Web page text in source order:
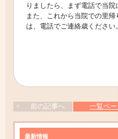
りましたら、まず電話で当院
また、これから当院での里
は、電話でご連絡歳ください。
前の記事へ 一覧ペ
最新情報